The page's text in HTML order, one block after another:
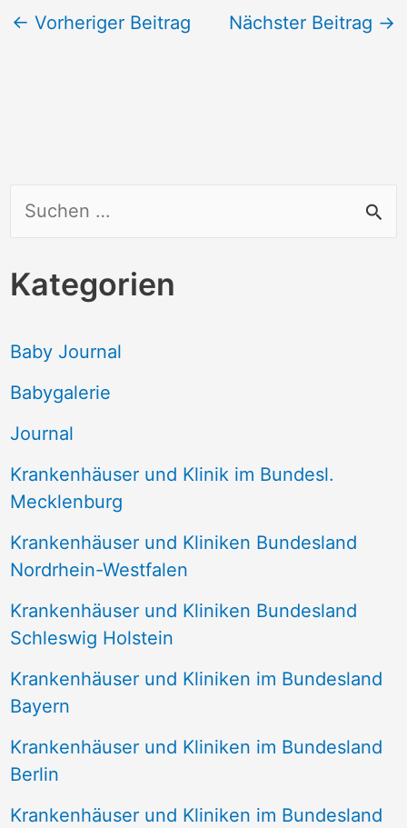
c
e
n
c
:
Kategorien
Baby Journal
Babygalerie
Journal
Krankenhäuser und Klinik im Bundesl.
Mecklenburg
Krankenhäuser und Kliniken Bundesland
Nordrhein-Westfalen
Krankenhäuser und Kliniken Bundesland
Schleswig Holstein
Krankenhäuser und Kliniken im Bundesland
Bayern
Krankenhäuser und Kliniken im Bundesland
Berlin
Krankenhäuser und Kliniken im Bundesland
← Vorheriger Beitrag Nächster Beitrag →